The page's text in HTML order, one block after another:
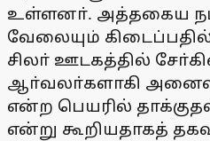
உள்ளனா். அத்தகைய
வேலையும்
சிலா் ஊடகத்தில்
ஆா்வலா்களாகி
என்ற பெயரில்
என்று கூறியதாகத்